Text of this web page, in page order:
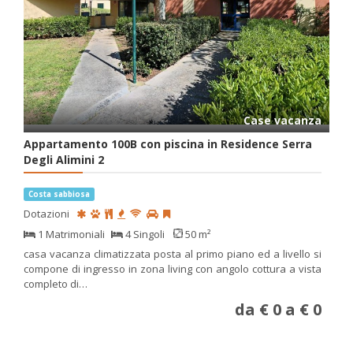
Case vacanza
Appartamento 100B con piscina in Residence Serra
Degli Alimini 2
Costa sabbiosa
Dotazioni
1 Matrimoniali
4 Singoli
50 m²
casa vacanza climatizzata posta al primo piano ed a livello si
compone di ingresso in zona living con angolo cottura a vista
completo di…
da € 0 a € 0